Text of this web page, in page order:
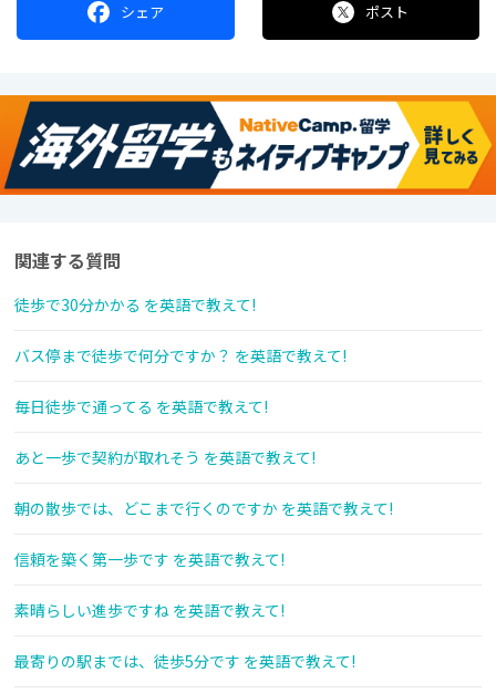
シェア ポスト
関連する質問
徒歩で30分かかる を英語で教えて!
バス停まで徒歩で何分ですか？ を英語で教えて!
毎日徒歩で通ってる を英語で教えて!
あと一歩で契約が取れそう を英語で教えて!
朝の散歩では、どこまで行くのですか を英語で教えて!
信頼を築く第一歩です を英語で教えて!
素晴らしい進歩ですね を英語で教えて!
最寄りの駅までは、徒歩5分です を英語で教えて!